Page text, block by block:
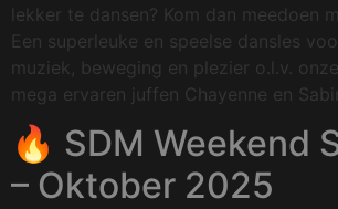
lekker te dansen? Kom dan meedoen
Een superleuke en speelse dansles
muziek, beweging en plezier o.l.v.
mega ervaren juffen Chayenne en
🔥 SDM Weekend
– Oktober 2025